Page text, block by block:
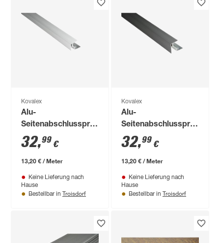
Kovalex
Alu-
Seitenabschlussprofil
2500 x 41 x 45 mm
32,99 €
13,20 € / Meter
Keine Lieferung nach
Hause
Bestellbar in Troisdorf
Kovalex
Alu-
Seitenabschlussprofil
anthrazit eloxiert mit
Alu-
Befestigungsprofil
32,99 €
13,20 € / Meter
Keine Lieferung nach
Hause
Bestellbar in Troisdorf